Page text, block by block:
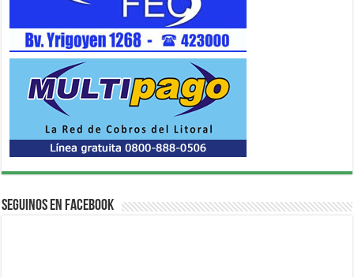
Seguinos en Facebook